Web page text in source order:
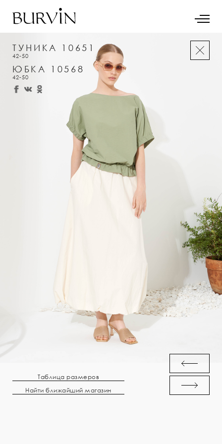
ТУНИКА 10651
42-50
ЮБКА 10568
42-50
Таблица размеров
Найти ближайший магазин